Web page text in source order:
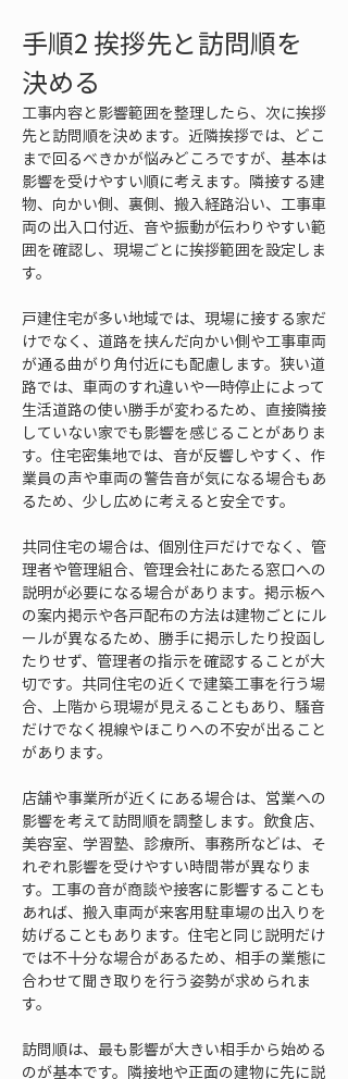
手順2 挨拶先と訪問順を
決める
工事内容と影響範囲を整理したら、次に挨拶
先と訪問順を決めます。近隣挨拶では、どこ
まで回るべきかが悩みどころですが、基本は
影響を受けやすい順に考えます。隣接する建
物、向かい側、裏側、搬入経路沿い、工事車
両の出入口付近、音や振動が伝わりやすい範
囲を確認し、現場ごとに挨拶範囲を設定しま
す。
戸建住宅が多い地域では、現場に接する家だ
けでなく、道路を挟んだ向かい側や工事車両
が通る曲がり角付近にも配慮します。狭い道
路では、車両のすれ違いや一時停止によって
生活道路の使い勝手が変わるため、直接隣接
していない家でも影響を感じることがありま
す。住宅密集地では、音が反響しやすく、作
業員の声や車両の警告音が気になる場合もあ
るため、少し広めに考えると安全です。
共同住宅の場合は、個別住戸だけでなく、管
理者や管理組合、管理会社にあたる窓口への
説明が必要になる場合があります。掲示板へ
の案内掲示や各戸配布の方法は建物ごとにル
ールが異なるため、勝手に掲示したり投函し
たりせず、管理者の指示を確認することが大
切です。共同住宅の近くで建築工事を行う場
合、上階から現場が見えることもあり、騒音
だけでなく視線やほこりへの不安が出ること
があります。
店舗や事業所が近くにある場合は、営業への
影響を考えて訪問順を調整します。飲食店、
美容室、学習塾、診療所、事務所などは、そ
れぞれ影響を受けやすい時間帯が異なりま
す。工事の音が商談や接客に影響することも
あれば、搬入車両が来客用駐車場の出入りを
妨げることもあります。住宅と同じ説明だけ
では不十分な場合があるため、相手の業態に
合わせて聞き取りを行う姿勢が求められま
す。
訪問順は、最も影響が大きい相手から始める
のが基本です。隣接地や正面の建物に先に説